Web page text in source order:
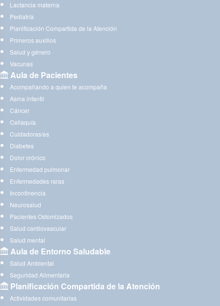
Lactancia materna
Pediatría
Planificación Compartida de la Atención
Primeros auxilios
Salud y género
Vacunas
Aula de Pacientes
Acompañando a quien te acompaña
Asma infantil
Cáncer
Celiaquía
Cuidadoras/es
Diabetes
Dolor crónico
Enfermedad pulmonar
Enfermedades raras
Incontinencia
Neurosalud
Pacientes Ostomizados
Salud cardiovascular
Salud mental
Aula de Entorno Saludable
Salud Ambiental
Seguridad Alimentaria
Planificación Compartida de la Atención
Actividades comunitarias